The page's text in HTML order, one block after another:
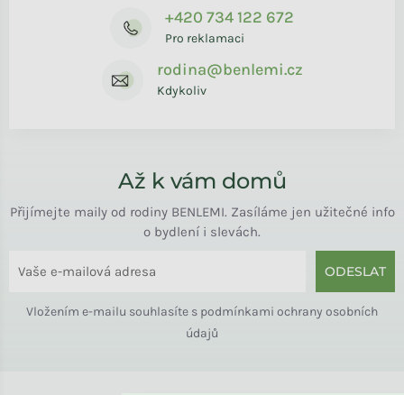
+420 734 122 672
Pro reklamaci
rodina@benlemi.cz
Kdykoliv
Až k vám domů
Přijímejte maily od rodiny BENLEMI. Zasíláme jen užitečné info
o bydlení i slevách.
ODESLAT
Vložením e-mailu souhlasíte s podmínkami ochrany osobních
údajů